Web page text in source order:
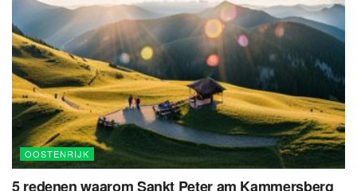
OOSTENRIJK
5 redenen waarom Sankt Peter am Kammersberg